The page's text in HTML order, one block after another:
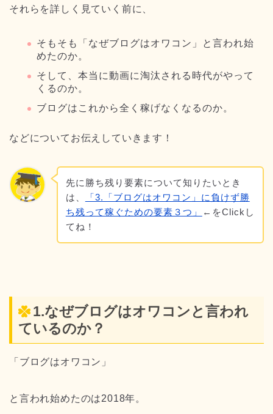
それらを詳しく見ていく前に、
そもそも「なぜブログはオワコン」と言われ始
めたのか。
そして、本当に動画に淘汰される時代がやって
くるのか。
ブログはこれから全く稼げなくなるのか。
などについてお伝えしていきます！
先に勝ち残り要素について知りたいとき
は、
「3.「ブログはオワコン」に負けず勝
ち残って稼ぐための要素３つ」
←をClickし
てね！
1.なぜブログはオワコンと言われ
ているのか？
「ブログはオワコン」
と言われ始めたのは2018年。